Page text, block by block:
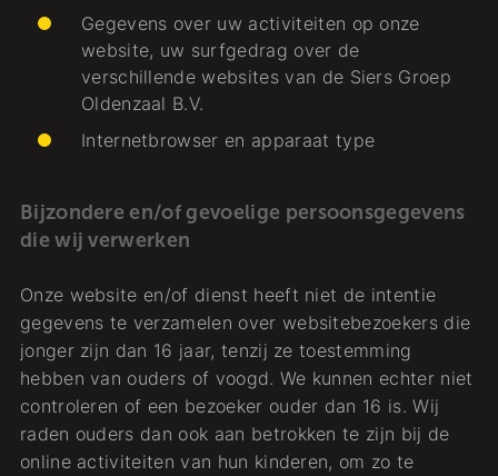
Gegevens over uw activiteiten op onze
website, uw surfgedrag over de
verschillende websites van de Siers Groep
Oldenzaal B.V.
Internetbrowser en apparaat type
Bijzondere en/of gevoelige persoonsgegevens
die wij verwerken
Onze website en/of dienst heeft niet de intentie
gegevens te verzamelen over websitebezoekers die
jonger zijn dan 16 jaar, tenzij ze toestemming
hebben van ouders of voogd. We kunnen echter niet
controleren of een bezoeker ouder dan 16 is. Wij
raden ouders dan ook aan betrokken te zijn bij de
online activiteiten van hun kinderen, om zo te